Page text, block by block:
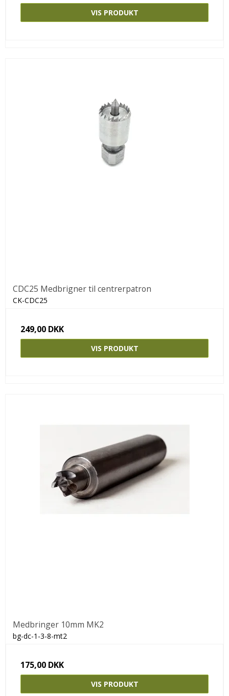
VIS PRODUKT
CDC25 Medbrigner til centrerpatron
CK-CDC25
249,00 DKK
VIS PRODUKT
Medbringer 10mm MK2
bg-dc-1-3-8-mt2
175,00 DKK
VIS PRODUKT